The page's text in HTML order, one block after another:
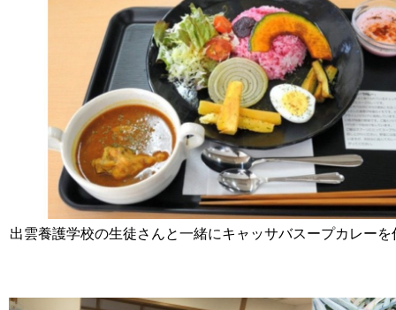
出雲養護学校の生徒さんと一緒にキャッサバスープカレーを